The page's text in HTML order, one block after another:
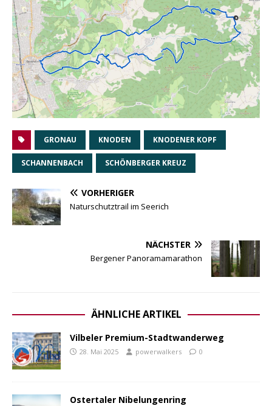
GRONAU KNODEN KNODENER KOPF
SCHANNENBACH SCHÖNBERGER KREUZ
VORHERIGER
Naturschutztrail im Seerich
NÄCHSTER
Bergener Panoramamarathon
ÄHNLICHE ARTIKEL
Vilbeler Premium-Stadtwanderweg
28. Mai 2025 powerwalkers 0
Ostertaler Nibelungenring